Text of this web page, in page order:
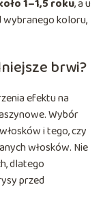
1–1,5 roku, a u
wybranego koloru,
brwi?
efektu na
Wybór
i tego, czy
włosków. Nie
dlatego
przed